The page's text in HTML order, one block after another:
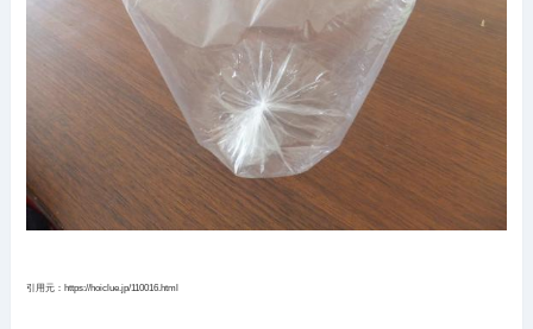
引用元：https://hoiclue.jp/110016.html